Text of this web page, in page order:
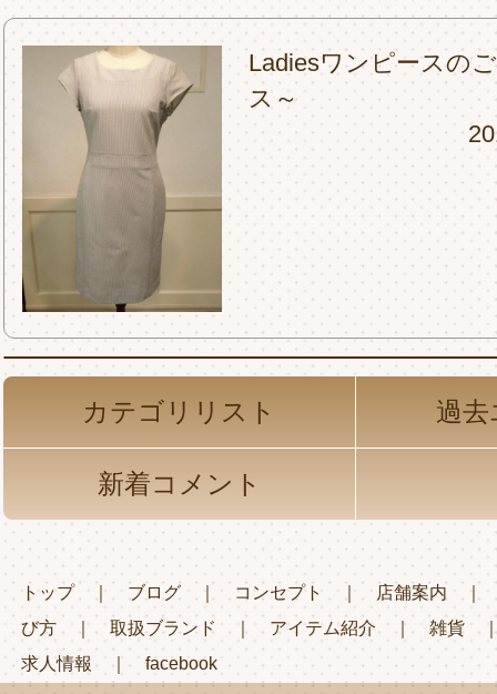
Ladiesワンピースの
ス～
カテゴリリスト 過
新着コメント
トップ｜ ブログ コンセプト 店舗案内
び方 ｜ 取扱ブランド ｜ アイテム紹介 ｜ 雑貨
求人情報 ｜ facebook